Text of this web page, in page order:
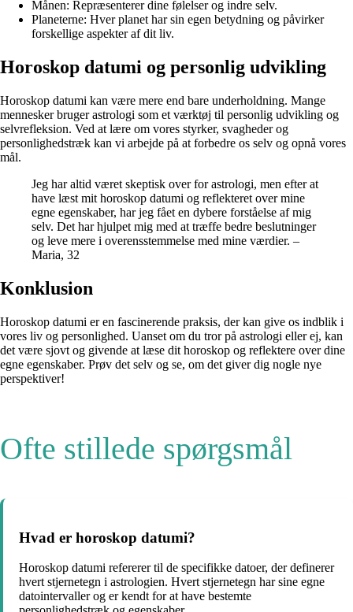
Månen: Repræsenterer dine følelser og indre selv.
Planeterne: Hver planet har sin egen betydning og påvirker
forskellige aspekter af dit liv.
Horoskop datumi og personlig udvikling
Horoskop datumi kan være mere end bare underholdning. Mange
mennesker bruger astrologi som et værktøj til personlig udvikling og
selvrefleksion. Ved at lære om vores styrker, svagheder og
personlighedstræk kan vi arbejde på at forbedre os selv og opnå vores
mål.
Jeg har altid været skeptisk over for astrologi, men efter at
have læst mit horoskop datumi og reflekteret over mine
egne egenskaber, har jeg fået en dybere forståelse af mig
selv. Det har hjulpet mig med at træffe bedre beslutninger
og leve mere i overensstemmelse med mine værdier. –
Maria, 32
Konklusion
Horoskop datumi er en fascinerende praksis, der kan give os indblik i
vores liv og personlighed. Uanset om du tror på astrologi eller ej, kan
det være sjovt og givende at læse dit horoskop og reflektere over dine
egne egenskaber. Prøv det selv og se, om det giver dig nogle nye
perspektiver!
Ofte stillede spørgsmål
Hvad er horoskop datumi?
Horoskop datumi refererer til de specifikke datoer, der definerer
hvert stjernetegn i astrologien. Hvert stjernetegn har sine egne
datointervaller og er kendt for at have bestemte